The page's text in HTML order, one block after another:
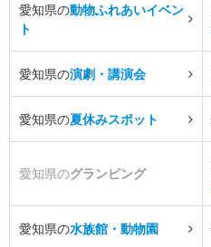
愛知県の動物ふれあいイベン
ト
愛知県の演劇・講演会
愛知県の夏休みスポット
愛知県のグランピング
愛知県の水族館・動物園